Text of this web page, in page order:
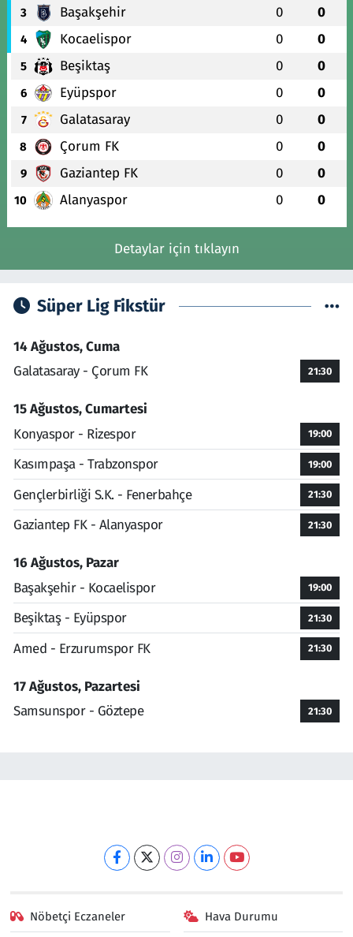
3 Başakşehir 0 0
4 Kocaelispor 0 0
5 Beşiktaş 0 0
6 Eyüpspor 0 0
7 Galatasaray 0 0
8 Çorum FK 0 0
9 Gaziantep FK 0 0
10 Alanyaspor 0 0
Detaylar için tıklayın
Süper Lig Fikstür
14 Ağustos, Cuma
Galatasaray - Çorum FK
21:30
15 Ağustos, Cumartesi
Konyaspor - Rizespor
19:00
Kasımpaşa - Trabzonspor 19:00
Gençlerbirliği S.K. - Fenerbahçe 21:30
Gaziantep FK - Alanyaspor 21:30
16 Ağustos, Pazar
Başakşehir - Kocaelispor
19:00
Beşiktaş - Eyüpspor 21:30
Amed - Erzurumspor FK 21:30
17 Ağustos, Pazartesi
Samsunspor - Göztepe
21:30
Nöbetçi Eczaneler Hava Durumu